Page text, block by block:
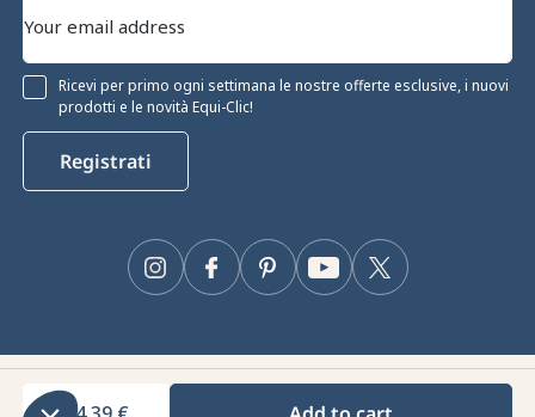
Gestione dei cookie
Il nostro sito web utilizza i cookie per garantirne il corretto
modificare le tue preferenze, clicca sul pulsante "Configura".
Consensi certificati da
Ricevi per primo ogni settimana le nostre offerte esclusive, i nuovi
prodotti e le novità Equi-Clic!
Registrati
Facebook Twitter
YouTube
Pinterest
Instagram
Equiclic © 2026